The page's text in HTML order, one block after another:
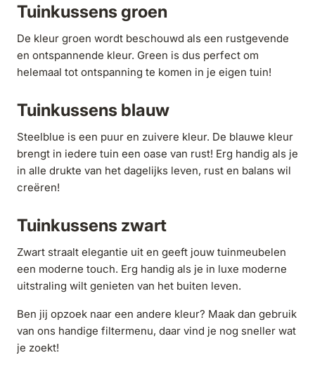
Tuinkussens groen
De kleur groen wordt beschouwd als een rustgevende
en ontspannende kleur. Green is dus perfect om
helemaal tot ontspanning te komen in je eigen tuin!
Tuinkussens blauw
Steelblue is een puur en zuivere kleur. De blauwe kleur
brengt in iedere tuin een oase van rust! Erg handig als je
in alle drukte van het dagelijks leven, rust en balans wil
creëren!
Tuinkussens zwart
Zwart straalt elegantie uit en geeft jouw tuinmeubelen
een moderne touch. Erg handig als je in luxe moderne
uitstraling wilt genieten van het buiten leven.
Ben jij opzoek naar een andere kleur? Maak dan gebruik
van ons handige filtermenu, daar vind je nog sneller wat
je zoekt!